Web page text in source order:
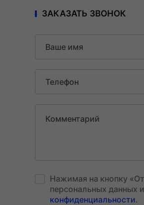
ЗАКАЗАТЬ ЗВОНОК
Ваше
имя
Телефон
Комментарий
Нажимая на кнопку
персональных данных
конфиденциальности.